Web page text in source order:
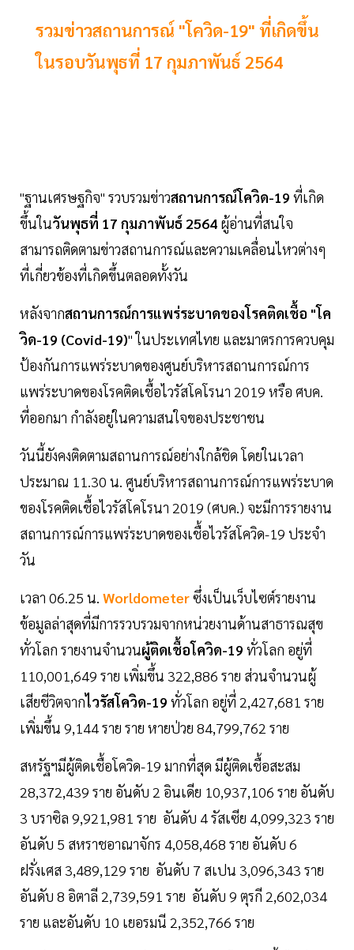
รวมข่าวสถานการณ์ "โควิด-19" ที่เกิดขึ้น
ในรอบวันพุธที่ 17 กุมภาพันธ์ 2564
"ฐานเศรษฐกิจ" รวบรวมข่าวสถานการณ์โควิด-19 ที่เกิด
ขึ้นในวันพุธที่ 17 กุมภาพันธ์ 2564 ผู้อ่านที่สนใจ
สามารถติดตามข่าวสถานการณ์และความเคลื่อนไหวต่างๆ
ที่เกี่ยวข้องที่เกิดขึ้นตลอดทั้งวัน
หลังจากสถานการณ์การแพร่ระบาดของโรคติดเชื้อ "โค
วิด-19 (Covid-19)" ในประเทศไทย และมาตรการควบคุม
ป้องกันการแพร่ระบาดของศูนย์บริหารสถานการณ์การ
แพร่ระบาดของโรคติดเชื้อไวรัสโคโรนา 2019 หรือ ศบค.
ที่ออกมา กำลังอยู่ในความสนใจของประชาชน
วันนี้ยังคงติดตามสถานการณ์อย่างใกล้ชิด โดยในเวลา
ประมาณ 11.30 น. ศูนย์บริหารสถานการณ์การแพร่ระบาด
ของโรคติดเชื้อไวรัสโคโรนา 2019 (ศบค.) จะมีการรายงาน
สถานการณ์การแพร่ระบาดของเชื้อไวรัสโควิด-19 ประจำ
วัน
เวลา 06.25 น. Worldometerซึ่งเป็นเว็บไซต์รายงาน
ข้อมูลล่าสุดที่มีการรวบรวมจากหน่วยงานด้านสาธารณสุข
ทั่วโลก รายงานจำนวนผู้ติดเชื้อโควิด-19 ทั่วโลก อยู่ที่
110,001,649 ราย เพิ่มขึ้น 322,886 ราย ส่วนจำนวนผู้
เสียชีวิตจากไวรัสโควิด-19 ทั่วโลก อยู่ที่ 2,427,681 ราย
เพิ่มขึ้น 9,144 ราย ราย หายป่วย 84,799,762 ราย
สหรัฐฯมีผู้ติดเชื้อโควิด-19 มากที่สุด มีผู้ติดเชื้อสะสม
28,372,439 ราย อันดับ 2 อินเดีย 10,937,106 ราย อันดับ
3 บราซิล 9,921,981 ราย อันดับ 4 รัสเซีย 4,099,323 ราย
อันดับ 5 สหราชอาณาจักร 4,058,468 ราย อันดับ 6
ฝรั่งเศส 3,489,129 ราย อันดับ 7 สเปน 3,096,343 ราย
อันดับ 8 อิตาลี 2,739,591 ราย อันดับ 9 ตุรกี 2,602,034
ราย และอันดับ 10 เยอรมนี 2,352,766 ราย